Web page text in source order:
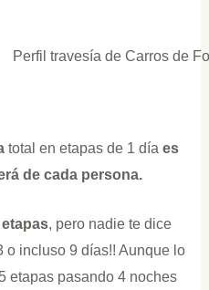
Perfil travesía de Carros de
total en etapas de 1 día es
de cada persona.
, pero nadie te dice
o incluso 9 días!! Aunque lo
etapas pasando 4 noches